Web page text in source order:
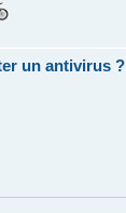
un antivirus ?